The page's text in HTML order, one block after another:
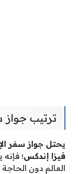
ترتيب جواز
فيزا إندكس؛
العالم دون